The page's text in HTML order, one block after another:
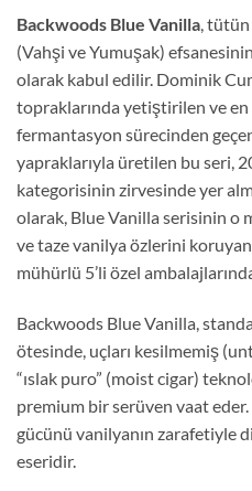
Backwoods Blue Vanilla, tütün
(Vahşi ve Yumuşak)
olarak kabul edilir. Dominik
topraklarında yetiştirilen ve en
fermantasyon sürecinden
yapraklarıyla üretilen bu seri,
kategorisinin zirvesinde yer
olarak, Blue Vanilla serisinin o
ve taze vanilya özlerini
mühürlü 5’li özel
Backwoods Blue Vanilla,
ötesinde, uçları kesilmemiş
“ıslak puro” (moist cigar)
premium bir serüven vaat
gücünü vanilyanın zarafetiyle
eseridir.